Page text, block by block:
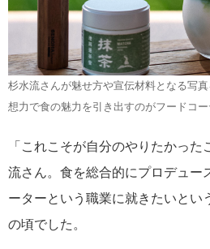
杉水流さんが魅せ方や宣伝材料となる写
想力で食の魅力を引き出すのがフードコー
「これこそが自分のやりたかっ
流さん。食を総合的にプロデュー
ーターという職業に就きたいとい
の頃でした。